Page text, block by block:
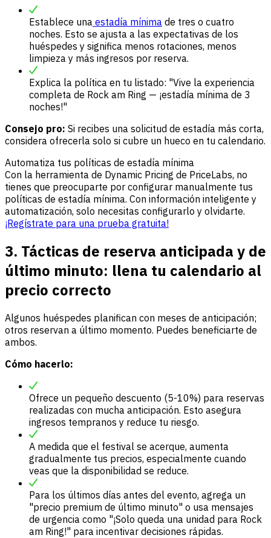
Establece una estadía mínima de tres o cuatro
noches. Esto se ajusta a las expectativas de los
huéspedes y significa menos rotaciones, menos
limpieza y más ingresos por reserva.
Explica la política en tu listado: "Vive la experiencia
completa de Rock am Ring — ¡estadía mínima de 3
noches!"
Consejo pro: Si recibes una solicitud de estadía más corta,
considera ofrecerla solo si cubre un hueco en tu calendario.
Automatiza tus políticas de estadía mínima
Con la herramienta de Dynamic Pricing de PriceLabs, no
tienes que preocuparte por configurar manualmente tus
políticas de estadía mínima. Con información inteligente y
automatización, solo necesitas configurarlo y olvidarte.
¡Regístrate para una prueba gratuita!
3. Tácticas de reserva anticipada y de
último minuto: llena tu calendario al
precio correcto
Algunos huéspedes planifican con meses de anticipación;
otros reservan a último momento. Puedes beneficiarte de
ambos.
Cómo hacerlo:
Ofrece un pequeño descuento (5-10%) para reservas
realizadas con mucha anticipación. Esto asegura
ingresos tempranos y reduce tu riesgo.
A medida que el festival se acerque, aumenta
gradualmente tus precios, especialmente cuando
veas que la disponibilidad se reduce.
Para los últimos días antes del evento, agrega un
"precio premium de último minuto" o usa mensajes
de urgencia como "¡Solo queda una unidad para Rock
am Ring!" para incentivar decisiones rápidas.